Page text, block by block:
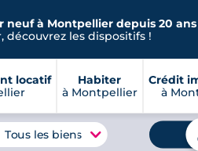
neuf à Montpellier depuis 20 ans
découvrez les dispositifs !
locatif
Habiter
à Montpellier
Crédit
à
Tous les biens